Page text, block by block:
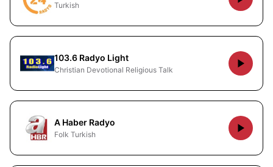
Turkish
103.6 Radyo Light
Christian Devotional Religious Talk
A Haber Radyo
Folk Turkish